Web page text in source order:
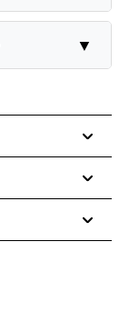
Total
$411.800
$411.800
$411.800
▼
$355.000
$389.080